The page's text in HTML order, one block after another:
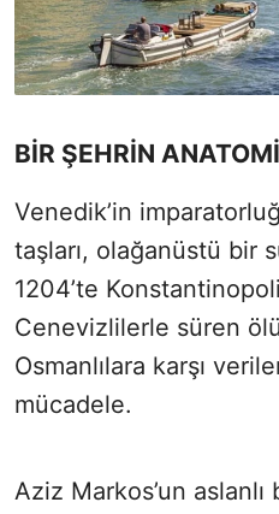
BİR ŞEHRİN
Venedik’in
taşları, olağanüstü bir
1204’te
Cenevizlilerle süren
Osmanlılara karşı
mücadele.
Aziz Markos’un aslanlı